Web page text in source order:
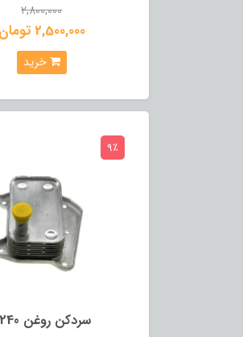
2,800,000
2,500,000 تومان
خرید
سردکن روغن E240
9٪